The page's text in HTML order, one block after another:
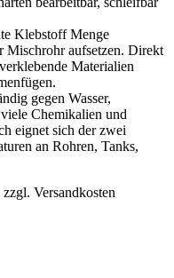
Klebstoff Menge
Mischrohr aufsetzen. Direkt
Materialien
gegen Wasser,
Chemikalien und
eignet sich der zwei
an Rohren, Tanks,
Versandkosten